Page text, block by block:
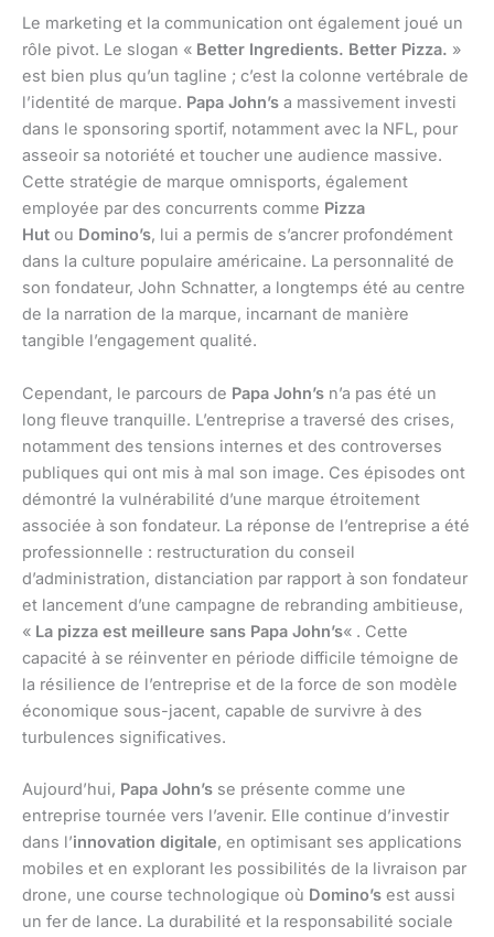
Le marketing et la communication ont également joué un
rôle pivot. Le slogan « Better Ingredients. Better Pizza. »
est bien plus qu’un tagline ; c’est la colonne vertébrale de
l’identité de marque. Papa John’s a massivement investi
dans le sponsoring sportif, notamment avec la NFL, pour
asseoir sa notoriété et toucher une audience massive.
Cette stratégie de marque omnisports, également
employée par des concurrents comme Pizza
Hut ou Domino’s, lui a permis de s’ancrer profondément
dans la culture populaire américaine. La personnalité de
son fondateur, John Schnatter, a longtemps été au centre
de la narration de la marque, incarnant de manière
tangible l’engagement qualité.
Cependant, le parcours de Papa John’s n’a pas été un
long fleuve tranquille. L’entreprise a traversé des crises,
notamment des tensions internes et des controverses
publiques qui ont mis à mal son image. Ces épisodes ont
démontré la vulnérabilité d’une marque étroitement
associée à son fondateur. La réponse de l’entreprise a été
professionnelle : restructuration du conseil
d’administration, distanciation par rapport à son fondateur
et lancement d’une campagne de rebranding ambitieuse,
« La pizza est meilleure sans Papa John’s« . Cette
capacité à se réinventer en période difficile témoigne de
la résilience de l’entreprise et de la force de son modèle
économique sous-jacent, capable de survivre à des
turbulences significatives.
Aujourd’hui, Papa John’s se présente comme une
entreprise tournée vers l’avenir. Elle continue d’investir
dans l’innovation digitale, en optimisant ses applications
mobiles et en explorant les possibilités de la livraison par
drone, une course technologique où Domino’s est aussi
un fer de lance. La durabilité et la responsabilité sociale